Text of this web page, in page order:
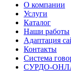
О компании
Услуги
Каталог
Наши работы
Адаптация
Контакты
Система
СУРДО-